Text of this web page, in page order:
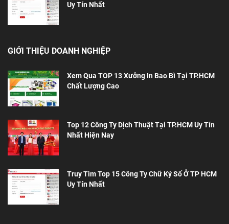
Uy Tín Nhất
GIỚI THIỆU DOANH NGHIỆP
Xem Qua TOP 13 Xưởng In Bao Bì Tại TP.HCM
Chất Lượng Cao
Top 12 Công Ty Dịch Thuật Tại TP.HCM Uy Tín
Nhất Hiện Nay
Truy Tìm Top 15 Công Ty Chữ Ký Số Ở TP HCM
Uy Tín Nhất